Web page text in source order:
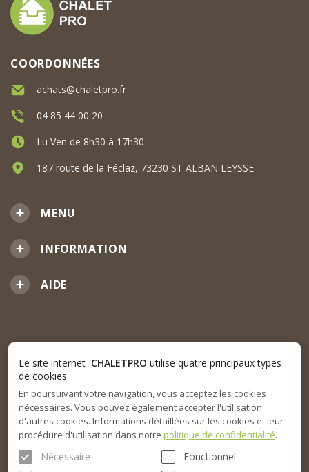
MENU
INFORMATION
AIDE
COORDONNÉES
achats@chaletpro.fr
04 85 44 00 20
Lu Ven de 8h30 à 17h30
187 route de la Féclaz, 73230 ST ALBAN LEYSSE
Le site internet CHALETPRO utilise quatre principaux types
de cookies.
En poursuivant votre navigation, vous acceptez les cookies
nécessaires. Vous pouvez également accepter l'utilisation
d'autres cookies. Informations détaillées sur les cookies et leur
procédure d'utilisation dans notre politique de confidentialité.
Nécessaire
Fonctionnel